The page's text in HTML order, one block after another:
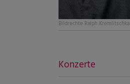
Bildrechte Ralph Kremlitschka
Konzerte